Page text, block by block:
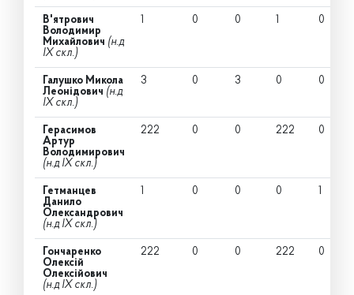
В'ятрович
Володимир
Михайлович (н.д
IX скл.)
1 0 0 1 0
Галушко Микола
Леонідович (н.д
IX скл.)
3 0 3 0 0
Герасимов
Артур
Володимирович
(н.д IX скл.)
222 0 0 222 0
Гетманцев
Данило
Олександрович
(н.д IX скл.)
1 0 0 0 1
Гончаренко
Олексій
Олексійович
(н.д IX скл.)
222 0 0 222 0